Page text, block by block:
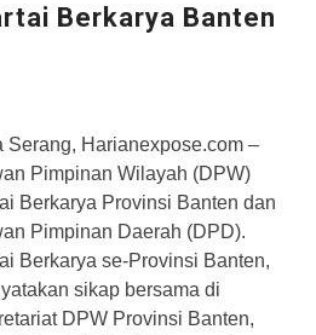
Berkarya Banten
Serang, Harianexpose.com –
Pimpinan Wilayah (DPW)
Berkarya Provinsi Banten dan
Pimpinan Daerah (DPD).
Berkarya se-Provinsi Banten,
sikap bersama di
DPW Provinsi Banten,